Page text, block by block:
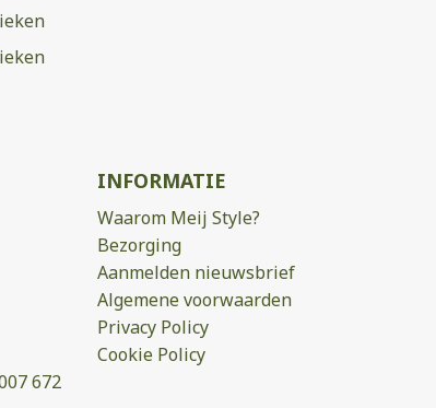
672
INFORMATIE
Waarom Meij Style?
Bezorging
Aanmelden nieuwsbrief
Algemene voorwaarden
Privacy Policy
Cookie Policy